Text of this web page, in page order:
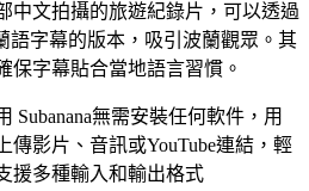
中文拍攝的旅遊紀錄片，可以透過
語字幕的版本，吸引波蘭觀眾。其
保字幕貼合當地語言習慣。
Subanana無需安裝任何軟件，用
傳影片、音訊或YouTube連結，輕
援多種輸入和輸出格式